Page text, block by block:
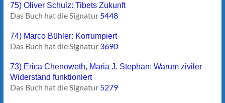
75) Oliver Schulz: Tibets Zukunft
Das Buch hat die Signatur 5448
74) Marco Bühler: Korrumpiert
Das Buch hat die Signatur 3690
73) Erica Chenoweth, Maria J. Stephan: Warum ziviler
Widerstand funktioniert
Das Buch hat die Signatur 5279